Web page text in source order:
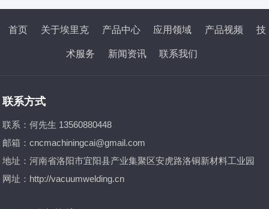
首页 关于埃里克 产品中心 应用领域 产品视频 技
术服务 新闻资讯 联系我们
联系方式
联系：何先生 13560880448
邮箱：cncmachiningcai@gmail.com
地址：河南省洛阳市宜阳县产业集聚区安虎路洛铜新材料工业园
网址： http://vacuumwelding.cn